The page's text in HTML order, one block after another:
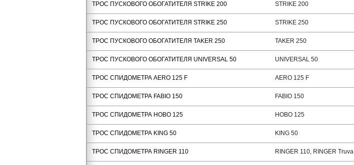
ТРОС ПУСКОВОГО ОБОГАТИТЕЛЯ STRIKE 200 STRIKE 200
ТРОС ПУСКОВОГО ОБОГАТИТЕЛЯ STRIKE 250 STRIKE 250
ТРОС ПУСКОВОГО ОБОГАТИТЕЛЯ TAKER 250 TAKER 250
ТРОС ПУСКОВОГО ОБОГАТИТЕЛЯ UNIVERSAL 50 UNIVERSAL 50
ТРОС СПИДОМЕТРА AERO 125 F AERO 125 F
ТРОС СПИДОМЕТРА FABIO 150 FABIO 150
ТРОС СПИДОМЕТРА HOBO 125 HOBO 125
ТРОС СПИДОМЕТРА KING 50 KING 50
ТРОС СПИДОМЕТРА RINGER 110 RINGER 110, RINGER Truva